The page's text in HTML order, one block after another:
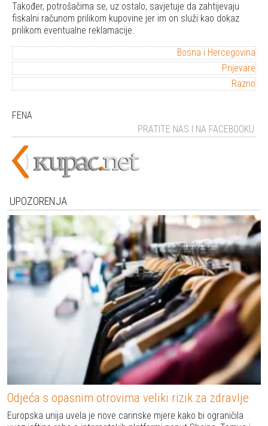
Također, potrošačima se, uz ostalo, savjetuje da zahtijevaju
fiskalni računom prilikom kupovine jer im on služi kao dokaz
prilikom eventualne reklamacije.
Bosna i Hercegovina
Prijevare
Razno
FENA
PRATITE NAS I NA FACEBOOKU
UPOZORENJA
Odjeća s opasnim otrovima veliki rizik za zdravlje
Europska unija uvela je nove carinske mjere kako bi ograničila